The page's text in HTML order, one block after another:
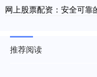
网上股票配资：安全可靠
推荐阅读